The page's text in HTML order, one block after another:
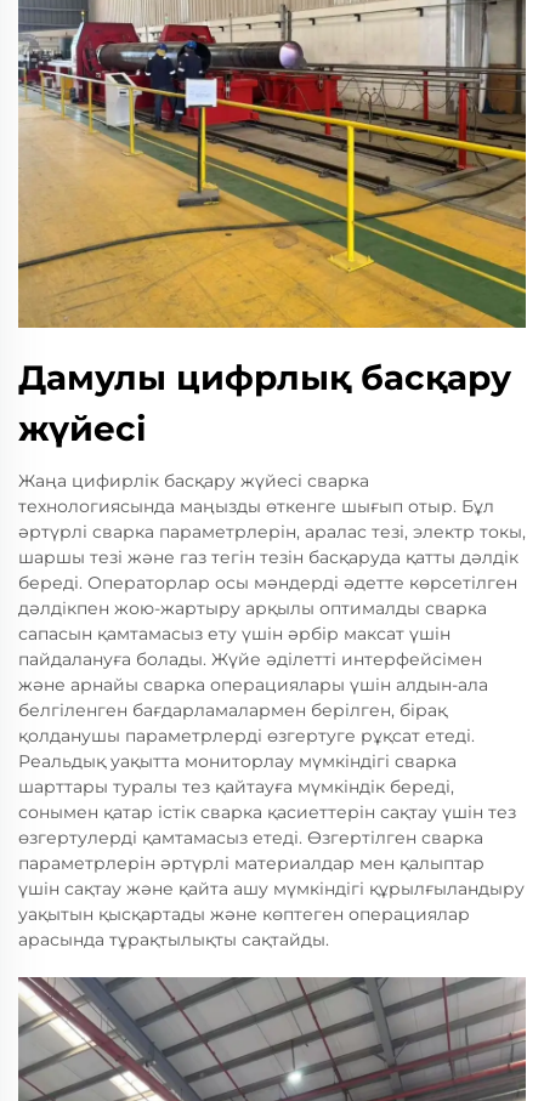
Дамулы цифрлық басқару
жүйесі
Жаңа цифирлік басқару жүйесі сварка
технологиясында маңызды өткенге шығып отыр. Бұл
әртүрлі сварка параметрлерін, аралас тезі, электр токы,
шаршы тезі және газ тегін тезін басқаруда қатты дәлдік
береді. Операторлар осы мәндерді әдетте көрсетілген
дәлдікпен жою-жартыру арқылы оптималды сварка
сапасын қамтамасыз ету үшін әрбір максат үшін
пайдалануға болады. Жүйе әділетті интерфейсімен
және арнайы сварка операциялары үшін алдын-ала
белгіленген бағдарламалармен берілген, бірақ
қолданушы параметрлерді өзгертуге рұқсат етеді.
Реальдық уақытта мониторлау мүмкіндігі сварка
шарттары туралы тез қайтауға мүмкіндік береді,
сонымен қатар істік сварка қасиеттерін сақтау үшін тез
өзгертулерді қамтамасыз етеді. Өзгертілген сварка
параметрлерін әртүрлі материалдар мен қалыптар
үшін сақтау және қайта ашу мүмкіндігі құрылғыландыру
уақытын қысқартады және көптеген операциялар
арасында тұрақтылықты сақтайды.